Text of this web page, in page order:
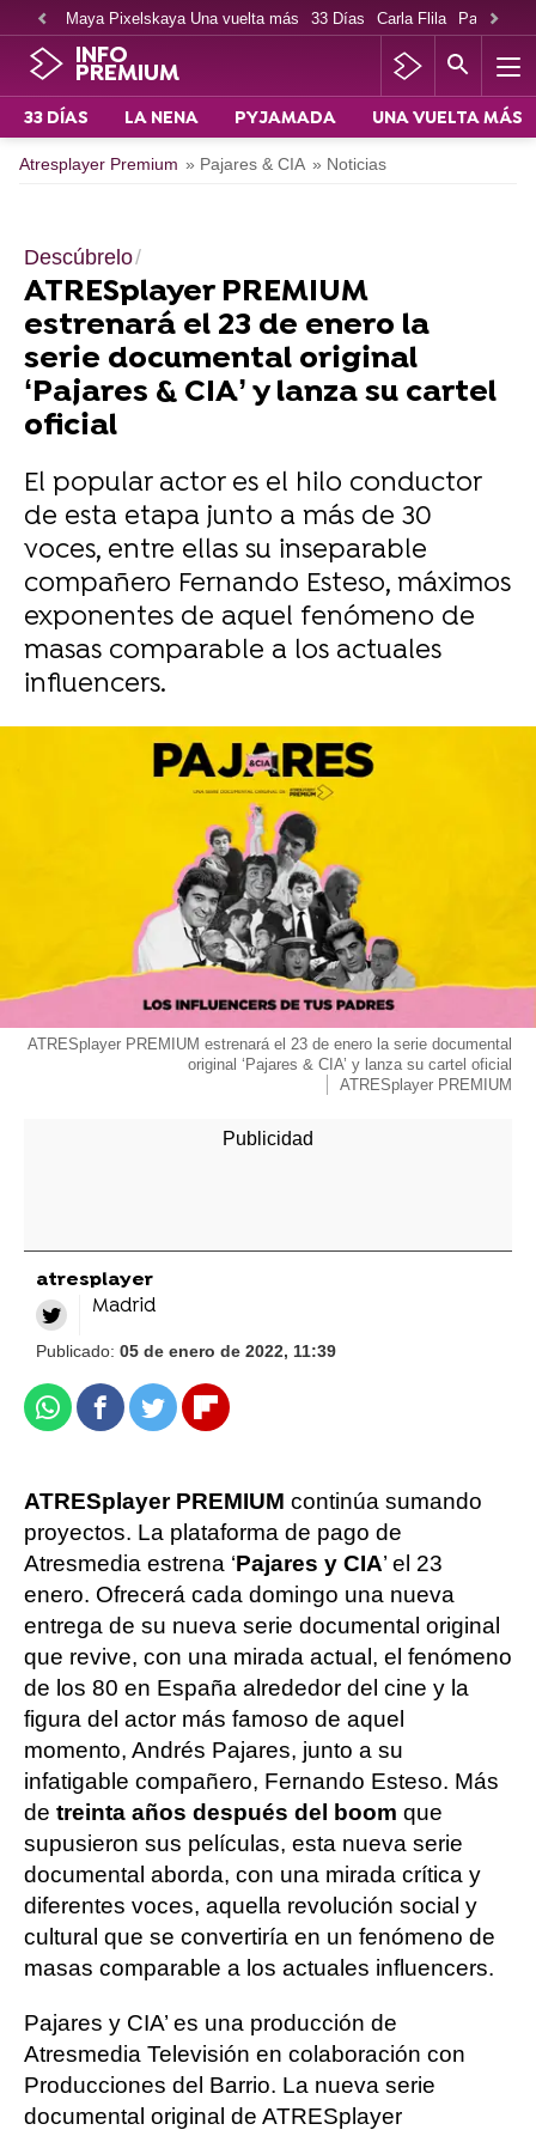
Maya Pixelskaya Una vuelta más 33 Días Carla Flila Paco
INFO
PREMIUM
33 DÍAS LA NENA PYJAMADA UNA VUELTA MÁS
Atresplayer Premium » Pajares & CIA » Noticias
Descúbrelo
ATRESplayer PREMIUM
estrenará el 23 de enero la
serie documental original
‘Pajares & CIA’ y lanza su cartel
oficial
El popular actor es el hilo conductor
de esta etapa junto a más de 30
voces, entre ellas su inseparable
compañero Fernando Esteso, máximos
exponentes de aquel fenómeno de
masas comparable a los actuales
influencers.
ATRESplayer PREMIUM estrenará el 23 de enero la serie documental
original ‘Pajares & CIA’ y lanza su cartel oficial
ATRESplayer PREMIUM
atresplayer
Madrid
Publicado: 05 de enero de 2022, 11:39
WhatsappFacebook
TwitterFlipboard
ATRESplayer PREMIUM continúa sumando
proyectos. La plataforma de pago de
Atresmedia estrena ‘Pajares y CIA’ el 23
enero. Ofrecerá cada domingo una nueva
entrega de su nueva serie documental original
que revive, con una mirada actual, el fenómeno
de los 80 en España alrededor del cine y la
figura del actor más famoso de aquel
momento, Andrés Pajares, junto a su
infatigable compañero, Fernando Esteso. Más
de treinta años después del boom que
supusieron sus películas, esta nueva serie
documental aborda, con una mirada crítica y
diferentes voces, aquella revolución social y
cultural que se convertiría en un fenómeno de
masas comparable a los actuales influencers.
Pajares y CIA’ es una producción de
Atresmedia Televisión en colaboración con
Producciones del Barrio. La nueva serie
documental original de ATRESplayer